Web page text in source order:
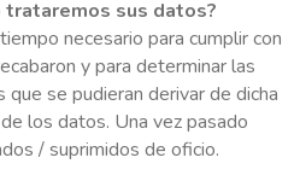
sus datos?
necesario para cumplir con
y para determinar las
se pudieran derivar de dicha
los datos. Una vez pasado
/ suprimidos de oficio.